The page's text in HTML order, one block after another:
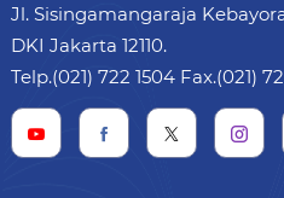
Jl. Sisingamangaraja
DKI Jakarta 12110.
Telp.(021) 722 1504 Fax.(021)